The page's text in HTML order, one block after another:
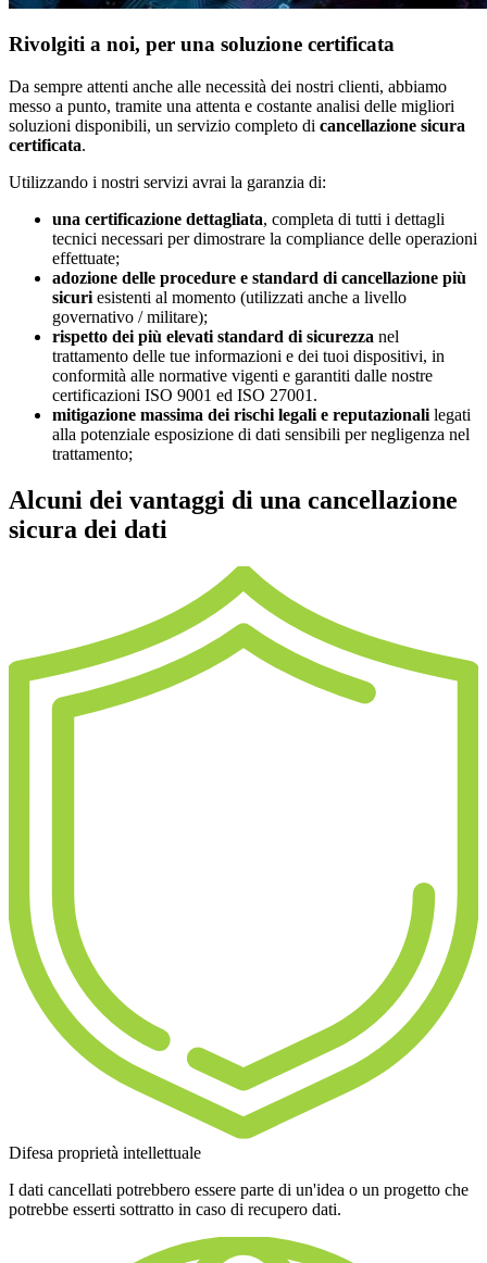
Rivolgiti a noi, per una soluzione certificata
Da sempre attenti anche alle necessità dei nostri clienti, abbiamo
messo a punto, tramite una attenta e costante analisi delle migliori
soluzioni disponibili, un servizio completo di cancellazione sicura
certificata.
Utilizzando i nostri servizi avrai la garanzia di:
una certificazione dettagliata, completa di tutti i dettagli
tecnici necessari per dimostrare la compliance delle operazioni
effettuate;
adozione delle procedure e standard di cancellazione più
sicuri esistenti al momento (utilizzati anche a livello
governativo / militare);
rispetto dei più elevati standard di sicurezza nel
trattamento delle tue informazioni e dei tuoi dispositivi, in
conformità alle normative vigenti e garantiti dalle nostre
certificazioni ISO 9001 ed ISO 27001.
mitigazione massima dei rischi legali e reputazionali legati
alla potenziale esposizione di dati sensibili per negligenza nel
trattamento;
Alcuni dei vantaggi di una cancellazione
sicura dei dati
Difesa proprietà intellettuale
I dati cancellati potrebbero essere parte di un'idea o un progetto che
potrebbe esserti sottratto in caso di recupero dati.